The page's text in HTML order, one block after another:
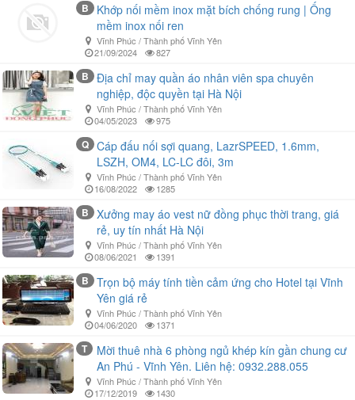
B
Khớp nối mềm inox mặt bích chống rung | Ống
mềm inox nối ren
Vĩnh Phúc / Thành phố Vĩnh Yên
21/09/2024
827
B
Địa chỉ may quần áo nhân viên spa chuyên
nghiệp, độc quyền tại Hà Nội
Vĩnh Phúc / Thành phố Vĩnh Yên
04/05/2023
975
Q Cáp đấu nối sợi quang, LazrSPEED, 1.6mm,
LSZH, OM4, LC-LC đôi, 3m
Vĩnh Phúc / Thành phố Vĩnh Yên
16/08/2022
1285
B
Xưởng may áo vest nữ đồng phục thời trang, giá
rẻ, uy tín nhất Hà Nội
Vĩnh Phúc / Thành phố Vĩnh Yên
08/06/2021
1391
B
Trọn bộ máy tính tiền cảm ứng cho Hotel tại Vĩnh
Yên giá rẻ
Vĩnh Phúc / Thành phố Vĩnh Yên
04/06/2020
1371
T
Mời thuê nhà 6 phòng ngủ khép kín gần chung cư
An Phú - Vĩnh Yên. Liên hệ: 0932.288.055
Vĩnh Phúc / Thành phố Vĩnh Yên
17/12/2019
1430